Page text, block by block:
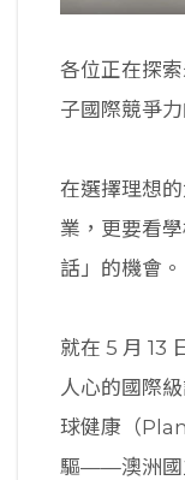
各位正在探
子國際競爭
在選擇理想
業，更要看
話」的機會。
就在 5 月 13
人心的國際
球健康（
驅——澳洲國